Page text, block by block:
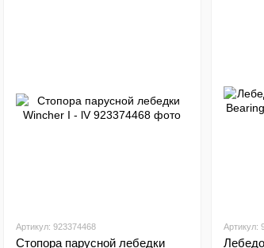
Артикул: 923374468
Стопора парусной лебедки
Артикул: